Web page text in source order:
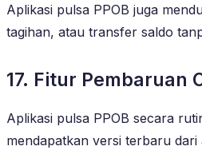
Aplikasi pulsa PPOB juga
tagihan, atau transfer saldo
17. Fitur Pembaruan
Aplikasi pulsa PPOB secara
mendapatkan versi terbaru